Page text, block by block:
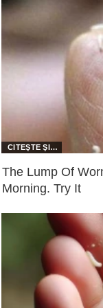
The Lump Of
Morning. Try It